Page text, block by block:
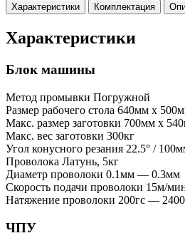
Характеристики Комплектация
Характеристики
Блок машины
Метод промывки Погружной
Размер рабочего стола 640мм x
Макс. размер заготовки 700мм x
Макс. вес заготовки 300кг
Угол конусного резания 22.5° /
Проволока Латунь, 5кг
Диаметр проволоки 0.1мм — 0.3мм
Скорость подачи проволоки 15м/
Натяжение проволоки 200гс —
ЧПУ